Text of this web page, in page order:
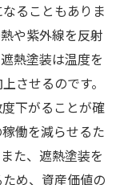
ることもありま
や紫外線を反射
熱塗装は温度を
させるのです。
下がることが確
働を減らせるた
た、遮熱塗装を
め、資産価値の